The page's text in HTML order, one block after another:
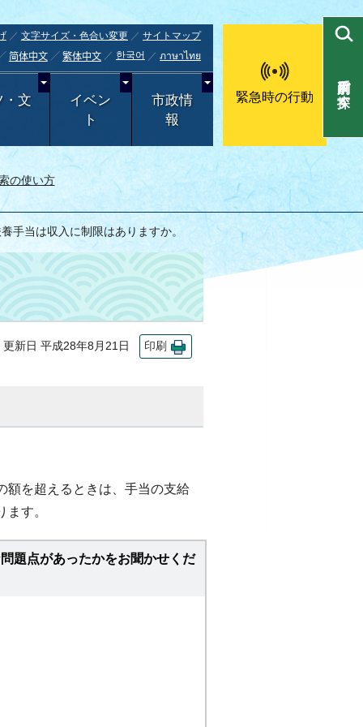
文字サイズ・色合い変更
サイトマップ
简体中文 繁体中文 한국어 ภาษาไทย
・文
イベン
ト
市政情
報
緊急時の行動
の使い方
目的別で探す
手当は収入に制限はありますか。
新日 平成28年8月21日 印刷
額を超えるときは、手当の支給
す。
題点があったかをお聞かせくだ